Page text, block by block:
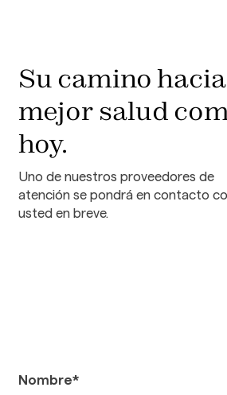
Su camino
mejor salud
hoy.
Uno de nuestros proveedores de
atención se pondrá en contacto
usted en breve.
Nombre*